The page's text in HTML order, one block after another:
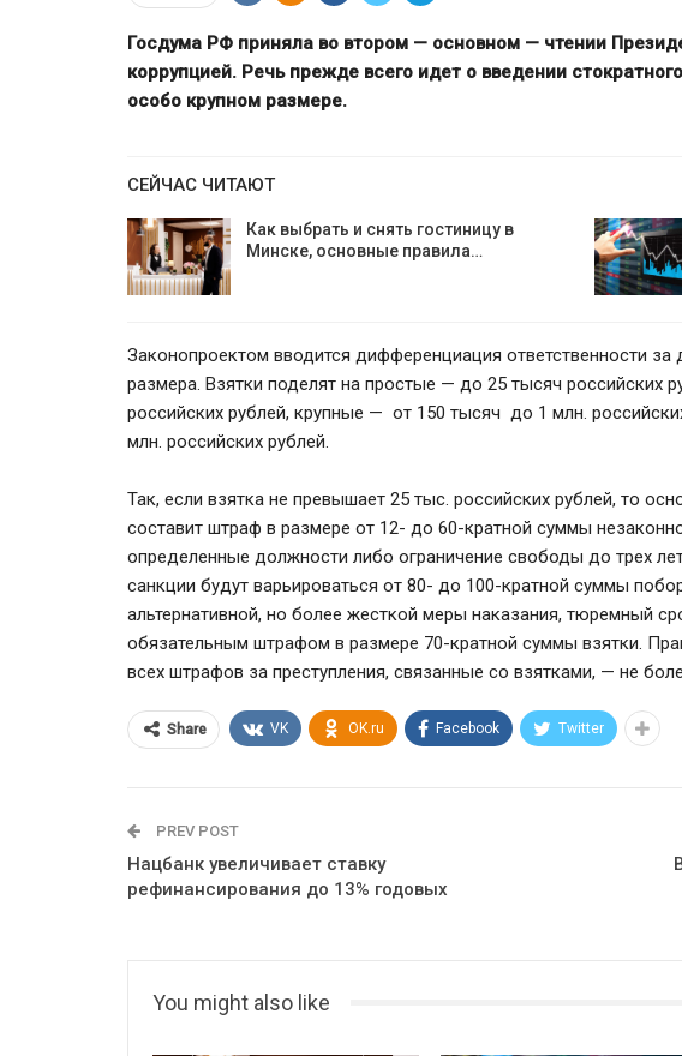
Госдума РФ приняла во втором — основном — чтении
коррупцией. Речь прежде всего идет о введении
особо крупном размере.
СЕЙЧАС ЧИТАЮТ
Как выбрать и снять гостиницу в
Минске, основные правила…
Законопроектом вводится дифференциация ответственности за
размера. Взятки поделят на простые — до 25 тысяч российских
российских рублей, крупные — от 150 тысяч до 1 млн.
млн. российских рублей.
Так, если взятка не превышает 25 тыс. российских рублей, то
составит штраф в размере от 12- до 60-кратной суммы
определенные должности либо ограничение свободы до трех
санкции будут варьироваться от 80- до 100-кратной суммы
альтернативной, но более жесткой меры наказания, тюремный
обязательным штрафом в размере 70-кратной суммы взятки.
всех штрафов за преступления, связанные со взятками, — не
Share VK OK.ru Facebook Twitter
PREV POST
Нацбанк увеличивает cтавку
рефинансирования до 13% годовых
You might also like
ЕС ввёл санкции против
ограничения для